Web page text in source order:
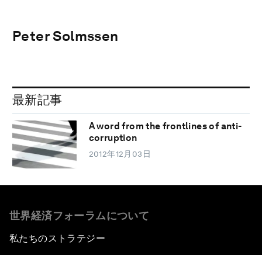
Peter Solmssen
最新記事
A word from the frontlines of anti-
corruption
2012年12月03日
世界経済フォーラムについて
私たちのストラテジー